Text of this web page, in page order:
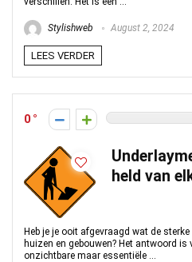
Stylishweb August 2, 2024
LEES VERDER
0
held van
Heb je je ooit afgevraagd wat de
huizen en gebouwen? Het antwoord
onzichtbare maar essentiële ...